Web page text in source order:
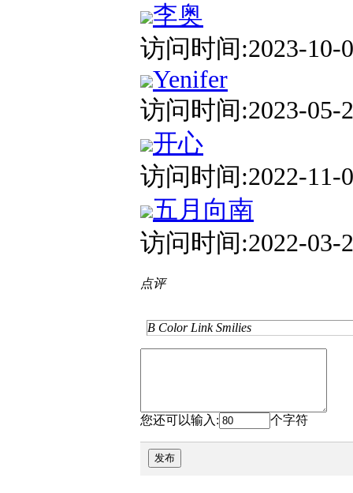
李奥
访问时间:2023-10-
Yenifer
访问时间:2023-05-
开心
访问时间:2022-11-
五月向南
访问时间:2022-03-
点评
B Color Link Smilies
您还可以输入: 个字符
发布